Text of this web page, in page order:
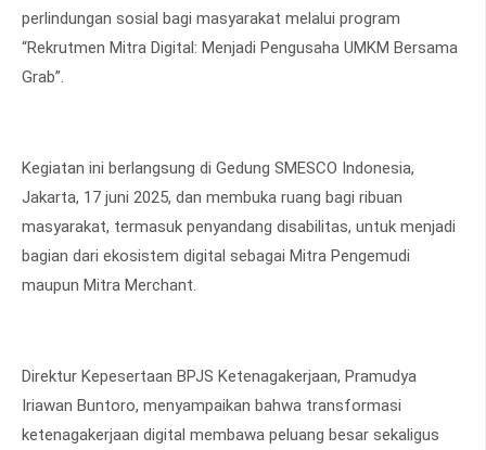
perlindungan sosial bagi masyarakat melalui program
“Rekrutmen Mitra Digital: Menjadi Pengusaha UMKM Bersama
Grab”.
Kegiatan ini berlangsung di Gedung SMESCO Indonesia,
Jakarta, 17 juni 2025, dan membuka ruang bagi ribuan
masyarakat, termasuk penyandang disabilitas, untuk menjadi
bagian dari ekosistem digital sebagai Mitra Pengemudi
maupun Mitra Merchant.
Direktur Kepesertaan BPJS Ketenagakerjaan, Pramudya
Iriawan Buntoro, menyampaikan bahwa transformasi
ketenagakerjaan digital membawa peluang besar sekaligus